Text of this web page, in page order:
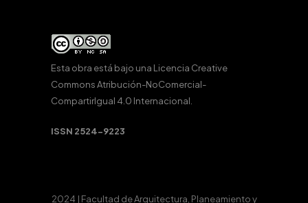
Esta obra está bajo una Licencia Creative
Commons Atribución-NoComercial-
CompartirIgual 4.0 Internacional.
ISSN 2524-9223
2024 | Facultad de Arquitectura, Planeamiento y